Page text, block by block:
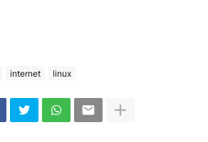
internet linux